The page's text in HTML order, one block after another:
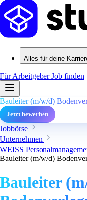
Alles für deine
Für ArbeitgeberJob finden
Bauleiter (m/w/d)
Jetzt bewerben
Jobbörse
Unternehmen
WEISS
Bauleiter (m/w/d)
Bauleiter